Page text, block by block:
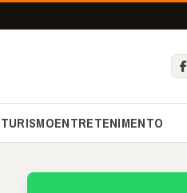
TURISMOENTRETENIMENTO